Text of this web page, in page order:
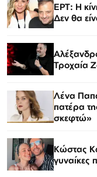
ΕΡΤ: Η
Δεν θα
Τροχαία
Λένα
πατέρα
σκεφτώ»
Κώστας
γυναίκες